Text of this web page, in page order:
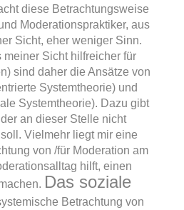
diese Betrachtungsweise
Moderationspraktiker, aus
Sicht, eher weniger Sinn.
meiner Sicht hilfreicher für
sind daher die Ansätze von
Systemtheorie) und
Systemtheorie). Dazu gibt
an dieser Stelle nicht
Vielmehr liegt mir eine
von /für Moderation am
hilft, einen
Das soziale
Betrachtung von